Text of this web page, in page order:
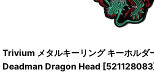
Trivium メタルキーリング キーホルダ
Deadman Dragon Head [521128083]